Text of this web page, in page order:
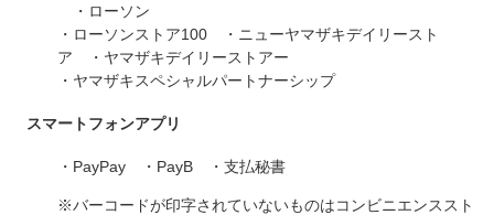
・ローソン
・ローソンストア100 ・ニューヤマザキデイリースト
ア ・ヤマザキデイリーストアー
・ヤマザキスペシャルパートナーシップ
​スマートフォンアプリ
・PayPay ・PayB ・支払秘書
​※バーコードが印字されていないものはコンビニエンススト